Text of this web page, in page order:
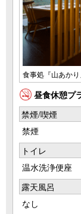
食事処『山あかり
昼食休憩プ
禁煙/喫煙
禁煙
トイレ
温水洗浄便座
露天風呂
なし